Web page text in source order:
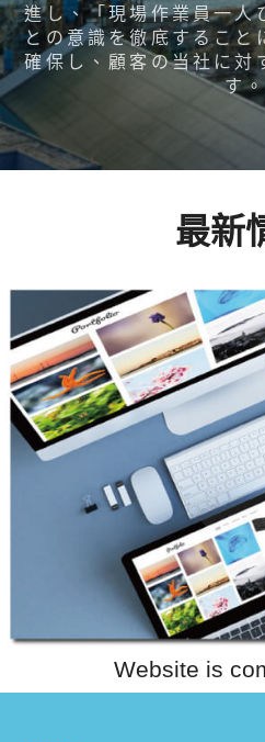
進し、「現場作業員一人
との意識を徹底すること
確保し、顧客の当社に対
す
最新
Website is